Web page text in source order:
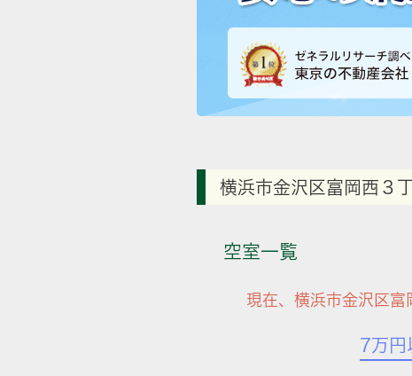
横浜市金沢区富岡西３
空室一覧
現在、横浜市金沢区富
7万円